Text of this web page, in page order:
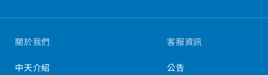
關於我們
中天介紹
客服資訊
公告